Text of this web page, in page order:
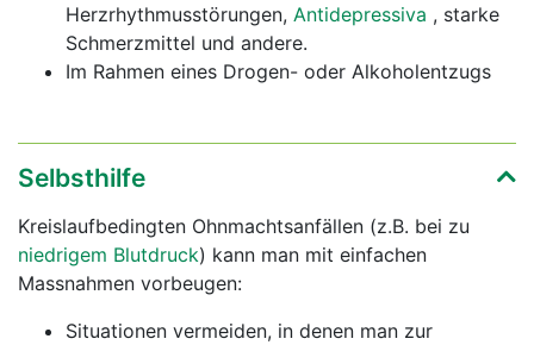
Herzrhythmusstörungen, Antidepressiva , starke
Schmerzmittel und andere.
Im Rahmen eines Drogen- oder Alkoholentzugs
Selbsthilfe
Kreislaufbedingten Ohnmachtsanfällen (z.B. bei zu
niedrigem Blutdruck) kann man mit einfachen
Massnahmen vorbeugen:
Situationen vermeiden, in denen man zur